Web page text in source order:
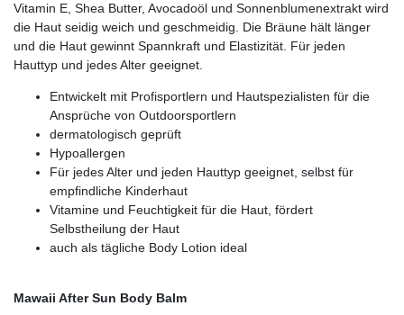
Vitamin E, Shea Butter, Avocadoöl und Sonnenblumenextrakt wird
die Haut seidig weich und geschmeidig. Die Bräune hält länger
und die Haut gewinnt Spannkraft und Elastizität. Für jeden
Hauttyp und jedes Alter geeignet.
Entwickelt mit Profisportlern und Hautspezialisten für die
Ansprüche von Outdoorsportlern
dermatologisch geprüft
Hypoallergen
Für jedes Alter und jeden Hauttyp geeignet, selbst für
empfindliche Kinderhaut
Vitamine und Feuchtigkeit für die Haut, fördert
Selbstheilung der Haut
auch als tägliche Body Lotion ideal
Mawaii After Sun Body Balm